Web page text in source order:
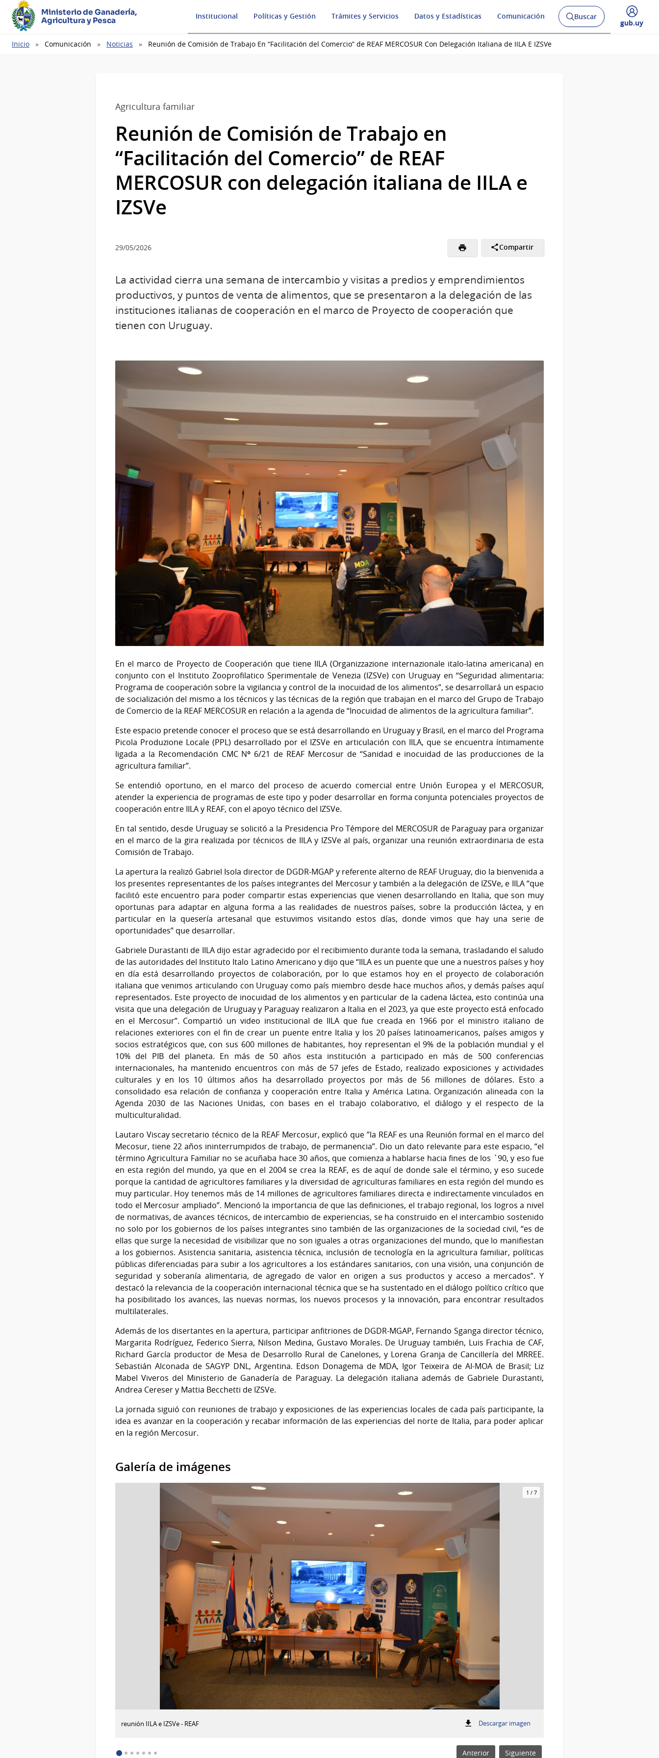
Ministerio de Ganadería,
Agricultura y Pesca
Institucional Políticas y Gestión Trámites y Servicios Datos y Estadísticas Comunicación
Abrir
buscador
Buscar
Desplegar
gub.uy
Ruta
Inicio Comunicación Noticias Reunión de Comisión de Trabajo En “Facilitación del Comercio” de REAF MERCOSUR Con Delegación Italiana de IILA E IZSVe
Agricultura familiar
Reunión de Comisión de Trabajo en
“Facilitación del Comercio” de REAF
MERCOSUR con delegación italiana de IILA e
IZSVe
29/05/2026 Compartir
La actividad cierra una semana de intercambio y visitas a predios y emprendimientos
productivos, y puntos de venta de alimentos, que se presentaron a la delegación de las
instituciones italianas de cooperación en el marco de Proyecto de cooperación que
tienen con Uruguay.
En el marco de Proyecto de Cooperación que tiene IILA (Organizzazione internazionale italo-latina americana) en
conjunto con el Instituto Zooprofilatico Sperimentale de Venezia (IZSVe) con Uruguay en “Seguridad alimentaria:
Programa de cooperación sobre la vigilancia y control de la inocuidad de los alimentos”, se desarrollará un espacio
de socialización del mismo a los técnicos y las técnicas de la región que trabajan en el marco del Grupo de Trabajo
de Comercio de la REAF MERCOSUR en relación a la agenda de “Inocuidad de alimentos de la agricultura familiar”.
Este espacio pretende conocer el proceso que se está desarrollando en Uruguay y Brasil, en el marco del Programa
Picola Produzione Locale (PPL) desarrollado por el IZSVe en articulación con IILA, que se encuentra íntimamente
ligada a la Recomendación CMC Nº 6/21 de REAF Mercosur de “Sanidad e inocuidad de las producciones de la
agricultura familiar”.
Se entendió oportuno, en el marco del proceso de acuerdo comercial entre Unión Europea y el MERCOSUR,
atender la experiencia de programas de este tipo y poder desarrollar en forma conjunta potenciales proyectos de
cooperación entre IILA y REAF, con el apoyo técnico del IZSVe.
En tal sentido, desde Uruguay se solicitó a la Presidencia Pro Témpore del MERCOSUR de Paraguay para organizar
en el marco de la gira realizada por técnicos de IILA y IZSVe al país, organizar una reunión extraordinaria de esta
Comisión de Trabajo.
La apertura la realizó Gabriel Isola director de DGDR-MGAP y referente alterno de REAF Uruguay, dio la bienvenida a
los presentes representantes de los países integrantes del Mercosur y también a la delegación de IZSVe, e IILA “que
facilitó este encuentro para poder compartir estas experiencias que vienen desarrollando en Italia, que son muy
oportunas para adaptar en alguna forma a las realidades de nuestros países, sobre la producción láctea, y en
particular en la quesería artesanal que estuvimos visitando estos días, donde vimos que hay una serie de
oportunidades” que desarrollar.
Gabriele Durastanti de IILA dijo estar agradecido por el recibimiento durante toda la semana, trasladando el saludo
de las autoridades del Instituto Italo Latino Americano y dijo que “IILA es un puente que une a nuestros países y hoy
en día está desarrollando proyectos de colaboración, por lo que estamos hoy en el proyecto de colaboración
italiana que venimos articulando con Uruguay como país miembro desde hace muchos años, y demás países aquí
representados. Este proyecto de inocuidad de los alimentos y en particular de la cadena láctea, esto continúa una
visita que una delegación de Uruguay y Paraguay realizaron a Italia en el 2023, ya que este proyecto está enfocado
en el Mercosur”. Compartió un video institucional de IILA que fue creada en 1966 por el ministro italiano de
relaciones exteriores con el fin de crear un puente entre Italia y los 20 países latinoamericanos, países amigos y
socios estratégicos que, con sus 600 millones de habitantes, hoy representan el 9% de la población mundial y el
10% del PIB del planeta. En más de 50 años esta institución a participado en más de 500 conferencias
internacionales, ha mantenido encuentros con más de 57 jefes de Estado, realizado exposiciones y actividades
culturales y en los 10 últimos años ha desarrollado proyectos por más de 56 millones de dólares. Esto a
consolidado esa relación de confianza y cooperación entre Italia y América Latina. Organización alineada con la
Agenda 2030 de las Naciones Unidas, con bases en el trabajo colaborativo, el diálogo y el respecto de la
multiculturalidad.
Lautaro Viscay secretario técnico de la REAF Mercosur, explicó que ”la REAF es una Reunión formal en el marco del
Mecosur, tiene 22 años ininterrumpidos de trabajo, de permanencia”. Dio un dato relevante para este espacio, “el
término Agricultura Familiar no se acuñaba hace 30 años, que comienza a hablarse hacia fines de los `90, y eso fue
en esta región del mundo, ya que en el 2004 se crea la REAF, es de aquí de donde sale el término, y eso sucede
porque la cantidad de agricultores familiares y la diversidad de agriculturas familiares en esta región del mundo es
muy particular. Hoy tenemos más de 14 millones de agricultores familiares directa e indirectamente vinculados en
todo el Mercosur ampliado”. Mencionó la importancia de que las definiciones, el trabajo regional, los logros a nivel
de normativas, de avances técnicos, de intercambio de experiencias, se ha construido en el intercambio sostenido
no solo por los gobiernos de los países integrantes sino también de las organizaciones de la sociedad civil, “es de
ellas que surge la necesidad de visibilizar que no son iguales a otras organizaciones del mundo, que lo manifiestan
a los gobiernos. Asistencia sanitaria, asistencia técnica, inclusión de tecnología en la agricultura familiar, políticas
públicas diferenciadas para subir a los agricultores a los estándares sanitarios, con una visión, una conjunción de
seguridad y soberanía alimentaria, de agregado de valor en origen a sus productos y acceso a mercados”. Y
destacó la relevancia de la cooperación internacional técnica que se ha sustentado en el diálogo político crítico que
ha posibilitado los avances, las nuevas normas, los nuevos procesos y la innovación, para encontrar resultados
multilaterales.
Además de los disertantes en la apertura, participar anfitriones de DGDR-MGAP, Fernando Sganga director técnico,
Margarita Rodríguez, Federico Sierra, Nilson Medina, Gustavo Morales. De Uruguay también, Luis Frachia de CAF,
Richard García productor de Mesa de Desarrollo Rural de Canelones, y Lorena Granja de Cancillería del MRREE.
Sebastián Alconada de SAGYP DNL, Argentina. Edson Donagema de MDA, Igor Teixeira de AI-MOA de Brasil; Liz
Mabel Viveros del Ministerio de Ganadería de Paraguay. La delegación italiana además de Gabriele Durastanti,
Andrea Cereser y Mattia Becchetti de IZSVe.
La jornada siguió con reuniones de trabajo y exposiciones de las experiencias locales de cada país participante, la
idea es avanzar en la cooperación y recabar información de las experiencias del norte de Italia, para poder aplicar
en la región Mercosur.
Galería de imágenes
1 / 7
reunión IILA e IZSVe - REAF Descargar imagen:
e
Anterior Siguiente